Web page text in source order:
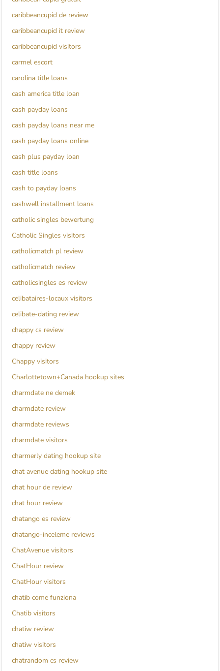
caribbeancupid de review
caribbeancupid it review
caribbeancupid visitors
carmel escort
carolina title loans
cash america title loan
cash payday loans
cash payday loans near me
cash payday loans online
cash plus payday loan
cash title loans
cash to payday loans
cashwell installment loans
catholic singles bewertung
Catholic Singles visitors
catholicmatch pl review
catholicmatch review
catholicsingles es review
celibataires-locaux visitors
celibate-dating review
chappy cs review
chappy review
Chappy visitors
Charlottetown+Canada hookup sites
charmdate ne demek
charmdate review
charmdate reviews
charmdate visitors
charmerly dating hookup site
chat avenue dating hookup site
chat hour de review
chat hour review
chatango es review
chatango-inceleme reviews
ChatAvenue visitors
ChatHour review
ChatHour visitors
chatib come funziona
Chatib visitors
chatiw review
chatiw visitors
chatrandom cs review